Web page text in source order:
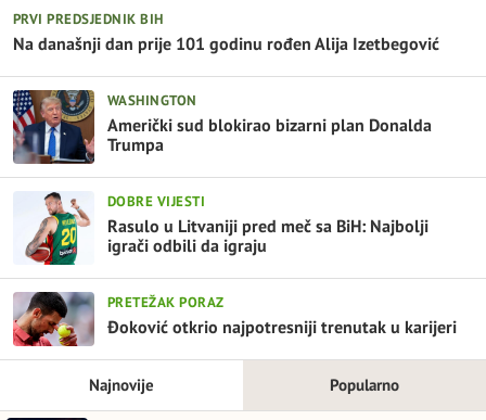
PRVI PREDSJEDNIK BIH
Na današnji dan prije 101 godinu rođen Alija Izetbegović
WASHINGTON
Američki sud blokirao bizarni plan Donalda
Trumpa
DOBRE VIJESTI
Rasulo u Litvaniji pred meč sa BiH: Najbolji
igrači odbili da igraju
PRETEŽAK PORAZ
Đoković otkrio najpotresniji trenutak u karijeri
Najnovije Popularno